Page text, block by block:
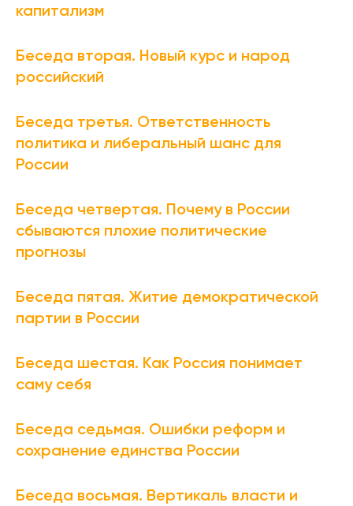
капитализм
Беседа вторая. Новый курс и народ
российский
Беседа третья. Ответственность
политика и либеральный шанс для
России
Беседа четвертая. Почему в России
сбываются плохие политические
прогнозы
Беседа пятая. Житие демократической
партии в России
Беседа шестая. Как Россия понимает
саму себя
Беседа седьмая. Ошибки реформ и
сохранение единства России
Беседа восьмая. Вертикаль власти и